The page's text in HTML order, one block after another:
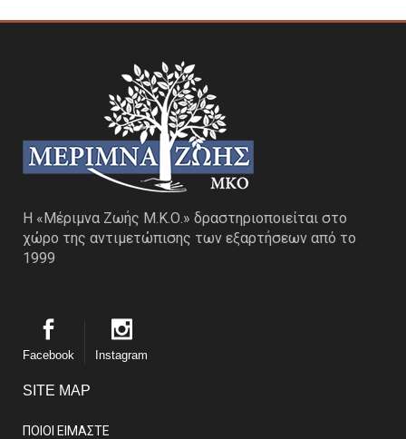
Η «Μέριμνα Ζωής Μ.Κ.Ο.» δραστηριοποιείται στο
χώρο της αντιμετώπισης των εξαρτήσεων από το
1999
Facebook Instagram
SITE MAP
ΠΟΙΟΙ ΕΙΜΑΣΤE